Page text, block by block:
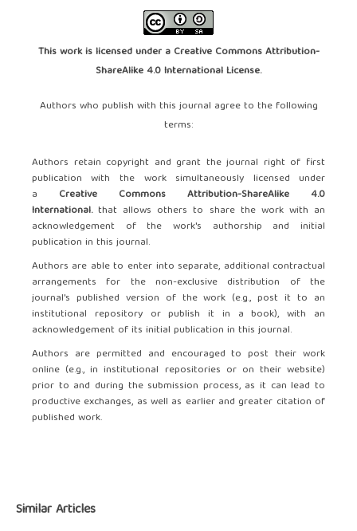
This work is licensed under a Creative Commons Attribution-
ShareAlike 4.0 International License.
Authors who publish with this journal agree to the following
terms:
Authors retain copyright and grant the journal right of first
publication with the work simultaneously licensed under
a Creative Commons Attribution-ShareAlike 4.0
International.that allows others to share the work with an
acknowledgement of the work's authorship and initial
publication in this journal.
Authors are able to enter into separate, additional contractual
arrangements for the non-exclusive distribution of the
journal's published version of the work (e.g., post it to an
institutional repository or publish it in a book), with an
acknowledgement of its initial publication in this journal.
Authors are permitted and encouraged to post their work
online (e.g., in institutional repositories or on their website)
prior to and during the submission process, as it can lead to
productive exchanges, as well as earlier and greater citation of
published work.
Similar Articles